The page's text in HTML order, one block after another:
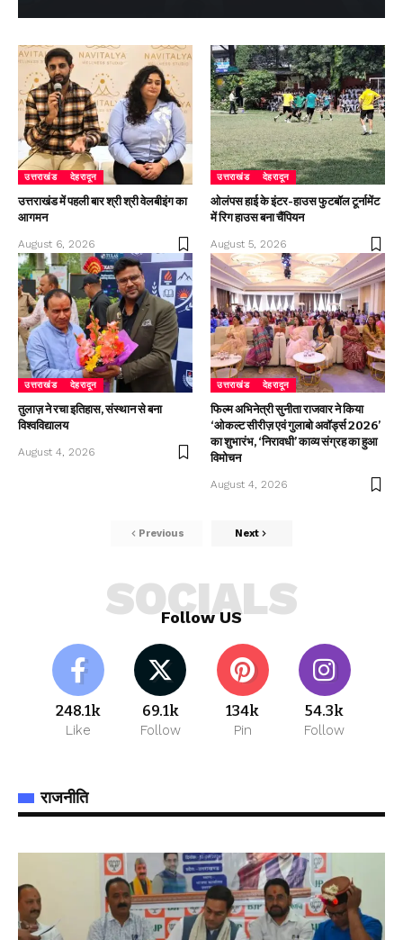
उत्तराखंड देहरादून
उत्तराखंड में पहली बार श्री श्री वेलबीइंग का
आगमन
August 6, 2026
उत्तराखंड देहरादून
ओलंपस हाई के इंटर-हाउस फुटबॉल टूर्नामेंट
में रिग हाउस बना चैंपियन
August 5, 2026
उत्तराखंड देहरादून
तुलाज़ ने रचा इतिहास, संस्थान से बना
विश्वविद्यालय
August 4, 2026
उत्तराखंड देहरादून
फिल्म अभिनेत्री सुनीता राजवार ने किया
‘ओकल्ट सीरीज़ एवं गुलाबो अवॉर्ड्स 2026’
का शुभारंभ, ‘निरावधी’ काव्य संग्रह का हुआ
विमोचन
August 4, 2026
Previous Next
Follow US
SOCIALS
248.1k
Like
69.1k
Follow
134k
Pin
54.3k
Follow
राजनीति